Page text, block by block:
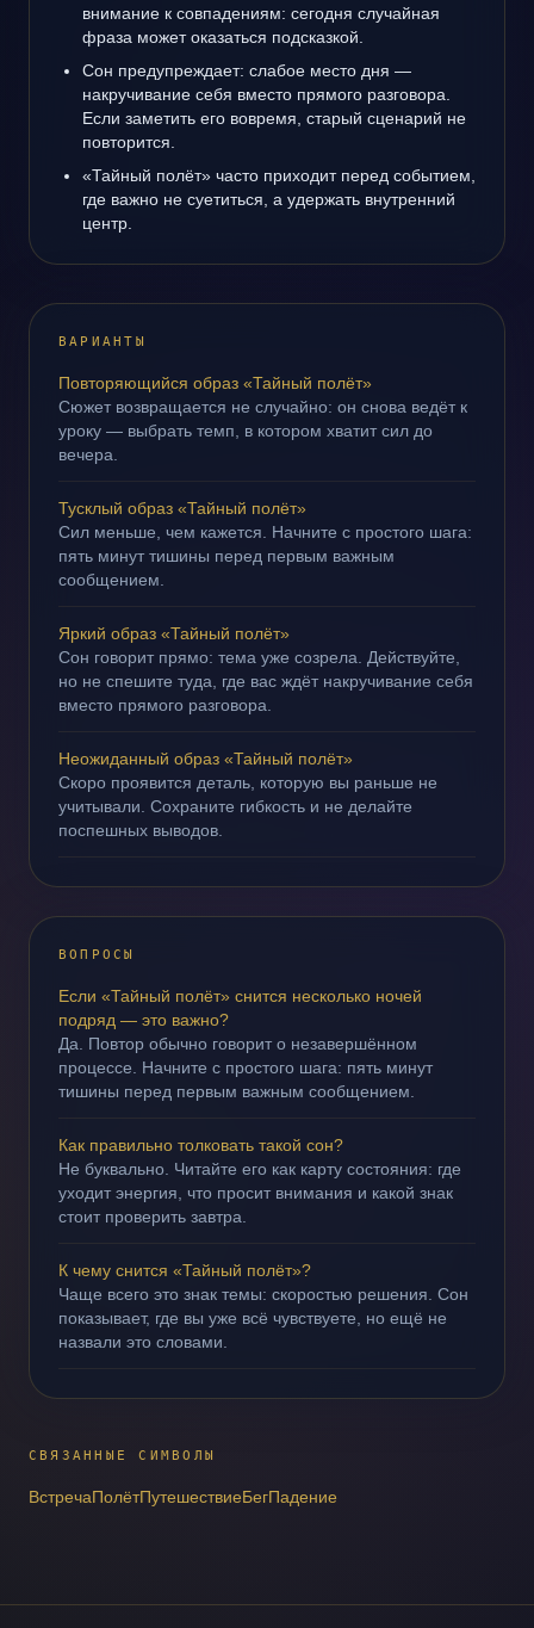
внимание к совпадениям: сегодня случайная
фраза может оказаться подсказкой.
Сон предупреждает: слабое место дня —
накручивание себя вместо прямого разговора.
Если заметить его вовремя, старый сценарий не
повторится.
«Тайный полёт» часто приходит перед событием,
где важно не суетиться, а удержать внутренний
центр.
ВАРИАНТЫ
Повторяющийся образ «Тайный полёт»
Сюжет возвращается не случайно: он снова ведёт к
уроку — выбрать темп, в котором хватит сил до
вечера.
Тусклый образ «Тайный полёт»
Сил меньше, чем кажется. Начните с простого шага:
пять минут тишины перед первым важным
сообщением.
Яркий образ «Тайный полёт»
Сон говорит прямо: тема уже созрела. Действуйте,
но не спешите туда, где вас ждёт накручивание себя
вместо прямого разговора.
Неожиданный образ «Тайный полёт»
Скоро проявится деталь, которую вы раньше не
учитывали. Сохраните гибкость и не делайте
поспешных выводов.
ВОПРОСЫ
Если «Тайный полёт» снится несколько ночей
подряд — это важно?
Да. Повтор обычно говорит о незавершённом
процессе. Начните с простого шага: пять минут
тишины перед первым важным сообщением.
Как правильно толковать такой сон?
Не буквально. Читайте его как карту состояния: где
уходит энергия, что просит внимания и какой знак
стоит проверить завтра.
К чему снится «Тайный полёт»?
Чаще всего это знак темы: скоростью решения. Сон
показывает, где вы уже всё чувствуете, но ещё не
назвали это словами.
СВЯЗАННЫЕ СИМВОЛЫ
ВстречаПолётПутешествиеБегПадение